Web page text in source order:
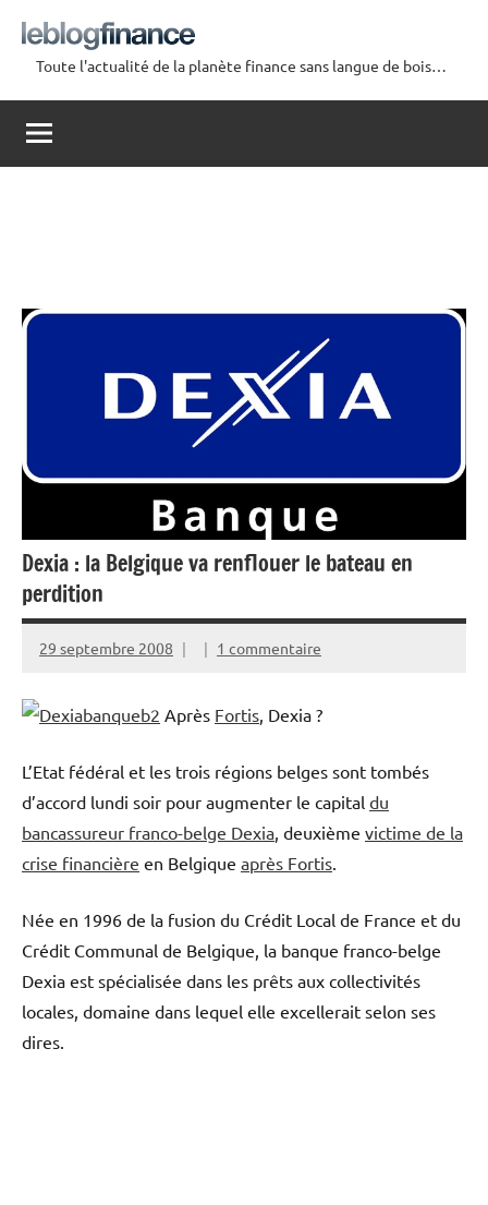
contenu
Le
Blog
Finance
Toute l'actualité de la planète finance sans langue de bois…
Dexia : la Belgique va renflouer le bateau en
perdition
29 septembre 2008 1 commentaire
Après Fortis, Dexia ?
L’Etat fédéral et les trois régions belges sont tombés
d’accord lundi soir pour augmenter le capital du
bancassureur franco-belge Dexia, deuxième victime de la
crise financière en Belgique après Fortis.
Née en 1996 de la fusion du Crédit Local de France et du
Crédit Communal de Belgique, la banque franco-belge
Dexia est spécialisée dans les prêts aux collectivités
locales, domaine dans lequel elle excellerait selon ses
dires.